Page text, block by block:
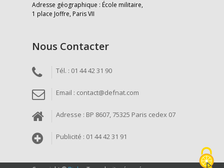
Adresse géographique : École militaire,
1 place Joffre, Paris VII
Nous Contacter
Tél. : 01 44 42 31 90
Email : contact@defnat.com
Adresse : BP 8607, 75325 Paris cedex 07
Publicité : 01 44 42 31 91